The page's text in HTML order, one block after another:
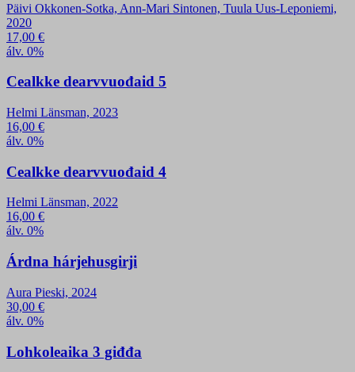
Päivi Okkonen-Sotka, Ann-Mari Sintonen, Tuula Uus-Leponiemi,
2020
17,00 €
álv. 0%
Cealkke dearvvuođaid 5
Helmi Länsman, 2023
16,00 €
álv. 0%
Cealkke dearvvuođaid 4
Helmi Länsman, 2022
16,00 €
álv. 0%
Árdna hárjehusgirji
Aura Pieski, 2024
30,00 €
álv. 0%
Lohkoleaika 3 giđđa